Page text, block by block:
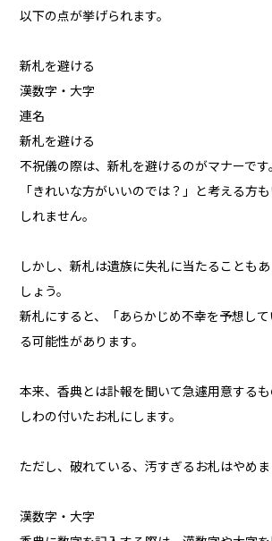
以下の点が挙げられます。
新札を避ける
漢数字・大字
連名
新札を避ける
不祝儀の際は、新札を避けるのがマナーです
「きれいな方がいいのでは？」と考える方
しれません。
しかし、新札は遺族に失礼に当たることも
しょう。
新札にすると、「あらかじめ不幸を予想し
る可能性があります。
本来、香典とは訃報を聞いて急遽用意するも
しわの付いたお札にします。
ただし、破れている、汚すぎるお札はやめま
漢数字・大字